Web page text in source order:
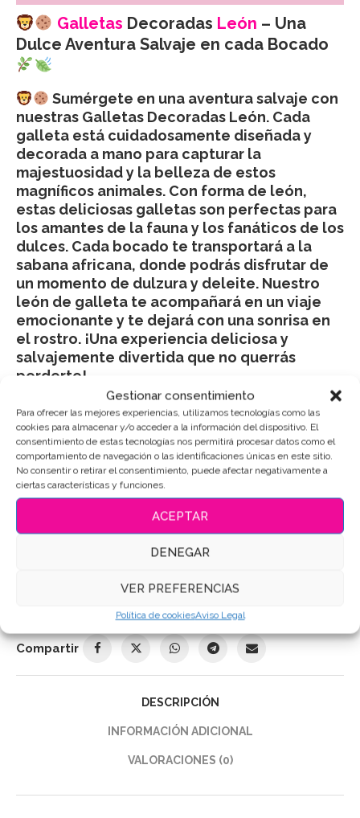
Gestionar consentimiento
Para ofrecer las mejores experiencias, utilizamos tecnologías como las
cookies para almacenar y/o acceder a la información del dispositivo. El
consentimiento de estas tecnologías nos permitirá procesar datos como el
comportamiento de navegación o las identificaciones únicas en este sitio.
No consentir o retirar el consentimiento, puede afectar negativamente a
ciertas características y funciones.
ACEPTAR
DENEGAR
VER PREFERENCIAS
Política de cookiesAviso Legal
Galletas Decoradas León – Una
Dulce Aventura Salvaje en cada Bocado
Sumérgete en una aventura salvaje con
nuestras Galletas Decoradas León. Cada
galleta está cuidadosamente diseñada y
decorada a mano para capturar la
majestuosidad y la belleza de estos
magníficos animales. Con forma de león,
estas deliciosas galletas son perfectas para
los amantes de la fauna y los fanáticos de los
dulces. Cada bocado te transportará a la
sabana africana, donde podrás disfrutar de
un momento de dulzura y deleite. Nuestro
león de galleta te acompañará en un viaje
emocionante y te dejará con una sonrisa en
el rostro. ¡Una experiencia deliciosa y
salvajemente divertida que no querrás
perderte!
Puedes consultar los ingredientesaquí.
AÑADIR AL CARRITO
Galletas de mantequilla,Galletas Decoradas
Compartir
DESCRIPCIÓN
INFORMACIÓN ADICIONAL
VALORACIONES (0)